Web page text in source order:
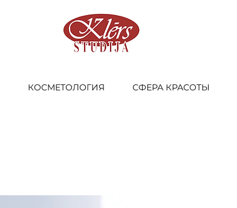
КОСМЕТОЛОГИЯ СФЕРА КРАСОТЫ